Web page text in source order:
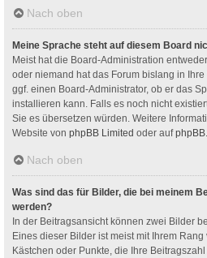
Nach oben
Meine Sprache steht auf diesem Board
Meist hat die Board-Administration
oder niemand hat das Forum bislang in
ggf. einen Board-Administrator, ob er das
installieren kann. Falls es noch nicht
Sie es übersetzen würden. Weitere
Website von phpBB Limited oder auf
Nach oben
Was sind das für Bilder, die bei meinem
werden?
In der Beitragsansicht können zwei Bilder
Eines dieser Bilder ist meist mit Ihrem Rang
Kästchen oder Punkte, die Ihre